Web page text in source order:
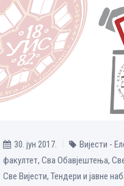
30. јун 2017.
Вијести -
факултет, Сва Обавјештења,
Све Вијести, Тендери и јавне